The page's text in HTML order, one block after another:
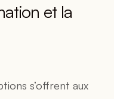
et la
s’offrent aux